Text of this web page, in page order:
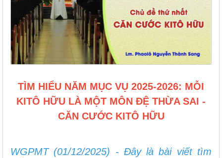
TÌM HIỂU NĂM MỤC VỤ 2025-2026: MỖI
KITÔ HỮU LÀ MỘT MÔN ĐỆ THỪA SAI -
CĂN CƯỚC KITÔ HỮU
WGPMT (01/12/2025) - Đây là bài viết tìm